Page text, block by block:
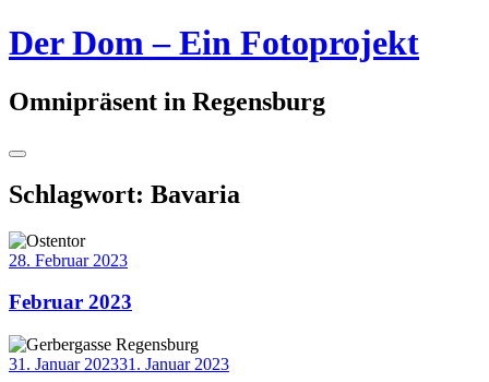
Springe
zum
Der Dom – Ein Fotoprojekt
Omnipräsent in Regensburg
Seitenleiste
Schlagwort: Bavaria
28. Februar 2023
Februar 2023
Weiterlesen
→
31. Januar 202331. Januar 2023